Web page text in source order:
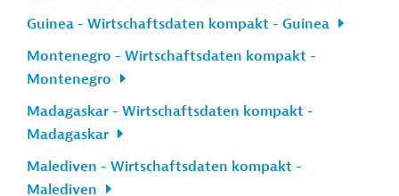
Guinea - Wirtschaftsdaten kompakt - Guinea
Montenegro - Wirtschaftsdaten kompakt -
Montenegro
Madagaskar - Wirtschaftsdaten kompakt -
Madagaskar
Malediven - Wirtschaftsdaten kompakt -
Malediven